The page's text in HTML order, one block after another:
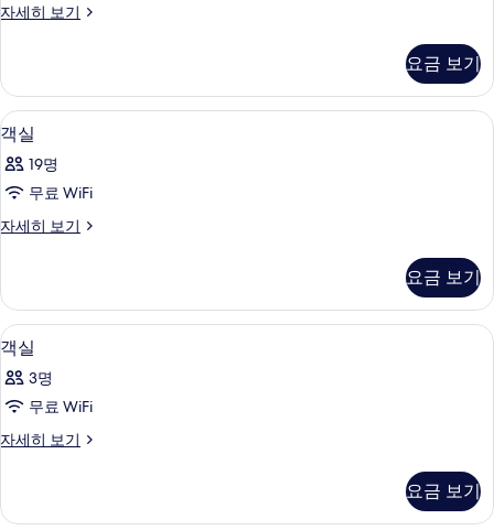
자세히 보기
디
드
룸,
침
실
개,
전
히
보
기
요금 보기
객
실
사
모
보
기
23
객실
19명
무료 WiFi
자세히 보기
객
히
보
기
요금 보기
객
실
사
모
보
12
객실
3명
무료 WiFi
자세히 보기
객
히
요금 보기